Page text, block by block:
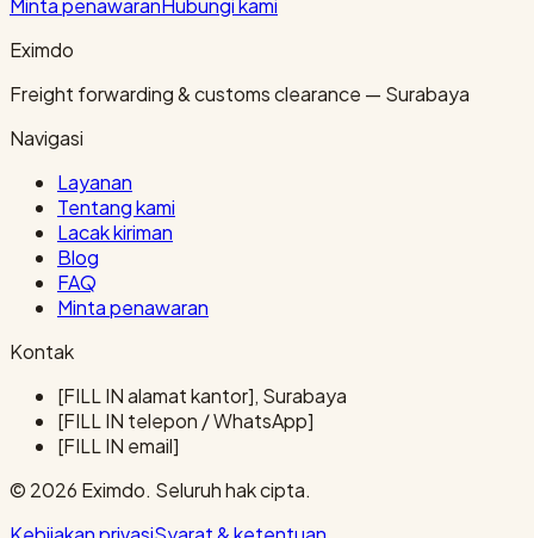
Minta penawaranHubungi kami
Eximdo
Freight forwarding & customs clearance — Surabaya
Navigasi
Layanan
Tentang kami
Lacak kiriman
Blog
FAQ
Minta penawaran
Kontak
[FILL IN alamat kantor], Surabaya
[FILL IN telepon / WhatsApp]
[FILL IN email]
© 2026 Eximdo. Seluruh hak cipta.